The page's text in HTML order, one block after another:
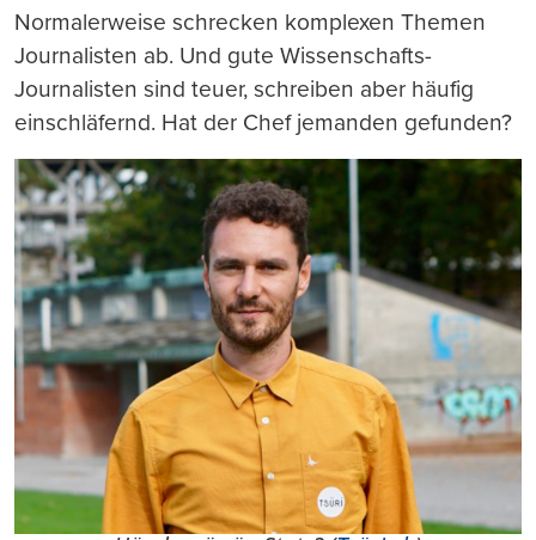
Normalerweise schrecken komplexen Themen
Journalisten ab. Und gute Wissenschafts-
Journalisten sind teuer, schreiben aber häufig
einschläfernd. Hat der Chef jemanden gefunden?